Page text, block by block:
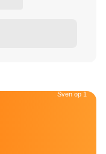
Sven op 1